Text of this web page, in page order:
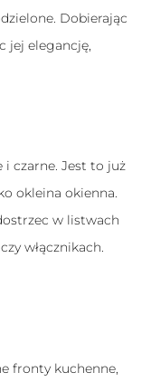
Dobierając
jej elegancję,
i czarne. Jest to już
okleina okienna.
w listwach
włącznikach.
fronty kuchenne,